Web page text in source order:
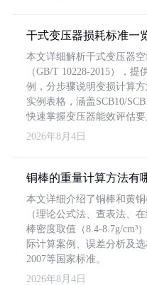
干式变压器损耗标准一
本文详细解析干式变压器
（GB/T 10228-2015），
例，分步骤说明变损计算
实例表格，涵盖SCB10/
快速掌握变压器能效评估要
2026年8月4日
铜棒的重量计算方法有
本文详细介绍了铜棒和黄
（理论公式法、查表法、
棒密度取值（8.4-8.7g/cm³
际计算案例、误差分析及
2007等国家标准。
2026年8月4日